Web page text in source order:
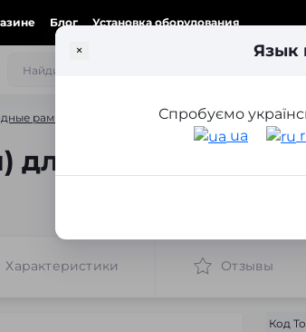
Блог Установка оборудования
рамки для замены линз Переходные рамки
× Язык
Спробуємо
ua
для замены линз
Характеристики Отзывы
Код